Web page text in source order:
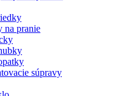
na pranie
súpravy